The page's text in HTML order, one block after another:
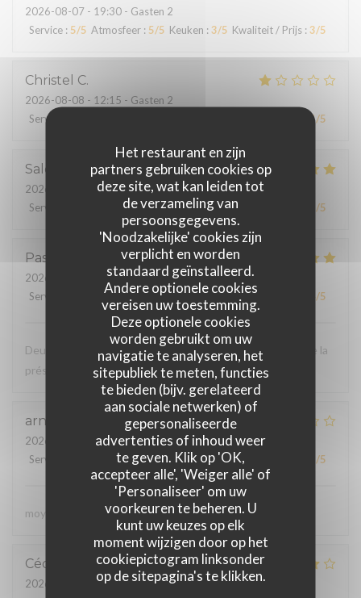
Het restaurant en zijn
partners gebruiken cookies op
deze site, wat kan leiden tot
de verzameling van
persoonsgegevens.
'Noodzakelijke' cookies zijn
verplicht en worden
standaard geïnstalleerd.
Andere optionele cookies
vereisen uw toestemming.
Deze optionele cookies
worden gebruikt om uw
navigatie te analyseren, het
sitepubliek te meten, functies
te bieden (bijv. gerelateerd
aan sociale netwerken) of
gepersonaliseerde
advertenties of inhoud weer
te geven. Klik op 'OK,
accepteer alle', 'Weiger alle' of
'Personaliseer' om uw
voorkeuren te beheren. U
kunt uw keuzes op elk
moment wijzigen door op het
cookiepictogram linksonder
op de sitepagina's te klikken.
2026-08-07 - 19:30 - Gasten 2
Service : 5/5 Atmosfeer : 5/5 Keuken : 3/5 Kwaliteit / Prijs : 3/5
Christel C
2026-08-08 - 12:15 - Gasten 2
Service
1/5
Salomé
2026-08-07
- 19:30 - Gasten 4
Service
Atmosfeer :5/5 Keuken:5 /5 Kwaliteit / Prijs /5
Pascal
2026-08-06
- 12:15 - Gasten 2
Service
Atmosfeer :5/5 Keuken: 5/5 Kwaliteit / Prijs /5
Deuxième fois que je viens et toujours aussi bien. Le cadre la
présentation les saveurs. Je conseille
arnaud
2026-08-03
- 12:15 - Gasten 2
Service
Atmosfeer:3/5 Keuken: 3 /5 Kwaliteit / Prijs /5
moyen
Cédric
2026-07-31
- 19:30 - Gasten 2